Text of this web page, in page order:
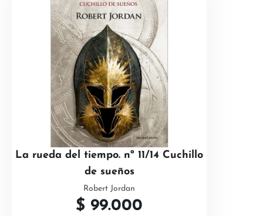
La rueda del tiempo. nº 11/14 Cuchillo
de sueños
Robert Jordan
$ 99.000